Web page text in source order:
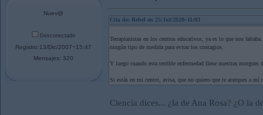
Nuev@
Desconectado
Registro:13/Dic/2007~15:47
Mensajes: 320
Cita de: Rebel en 25/Jul/2020~11:03
Terraplanistas en los centros educativos, ya es lo que nos
ningún tipo de medida para evitar los contagios.
Y luego cuando esta terrible enfermedad llene nuestras
Si estás en mi centro, avisa, que no quiero que te acerques a mí
Ciencia dices... ¿la de Ana Rosa? ¿O la